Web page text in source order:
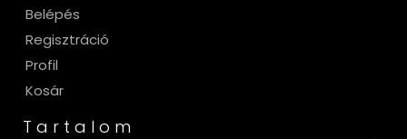
Belépés
Regisztráció
Profil
Kosár
Tartalom